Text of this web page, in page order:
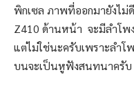
พิกเซล ภาพที่ออกมายังไม่
Z410 ด้านหน้า จะมีลำโพ
แต่ไม่ใช่นะครับเพราะลำโ
บนจะเป็นหูฟังสนทนาครับ